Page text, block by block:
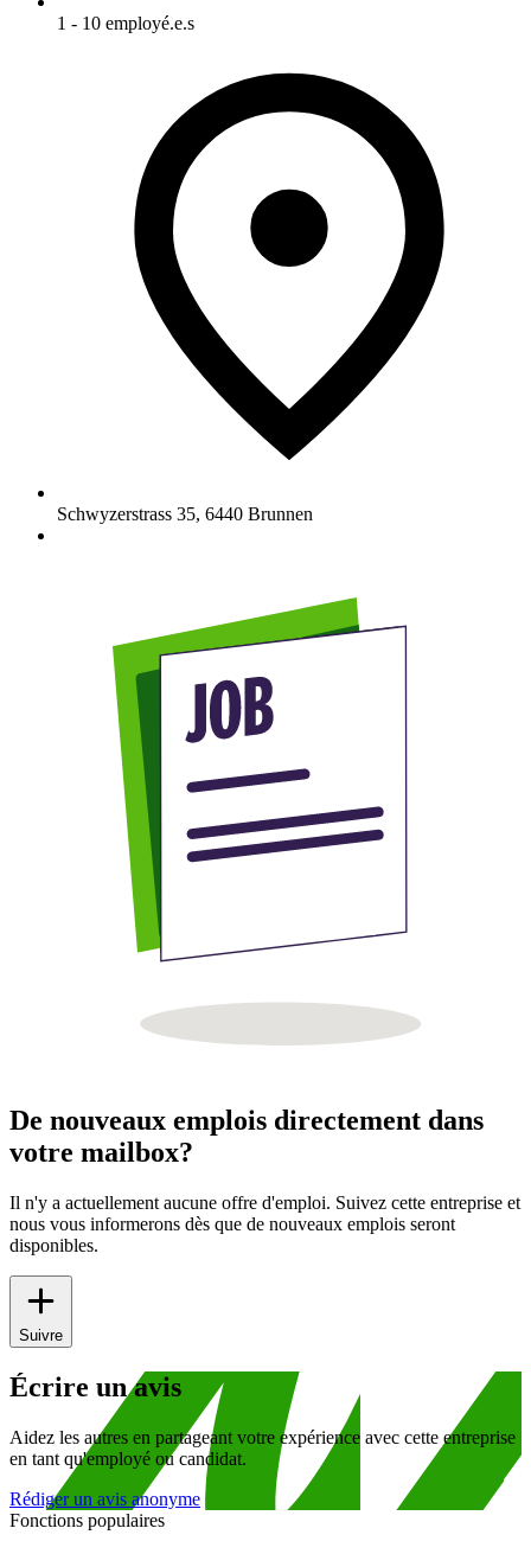
1 - 10 employé.e.s
Schwyzerstrass 35, 6440 Brunnen
De nouveaux emplois directement dans
votre mailbox?
Il n'y a actuellement aucune offre d'emploi. Suivez cette entreprise et
nous vous informerons dès que de nouveaux emplois seront
disponibles.
Suivre
Écrire un avis
Aidez les autres en partageant votre expérience avec cette entreprise
en tant qu'employé ou candidat.
Rédiger un avis anonyme
Fonctions populaires